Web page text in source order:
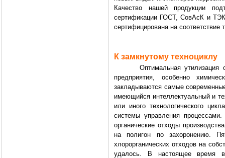
Качество нашей продукции
сертификации ГОСТ, СовАсК и
сертифицирована на
К замкнутому техноциклу
Оптимальная утилизация
предприятия, особенно
закладываются самые
имеющийся интеллектуальный и
или иного технологического
системы управления
органические отходы
на полигон по захоронению.
хлорорганических отходов на
удалось. В настоящее время